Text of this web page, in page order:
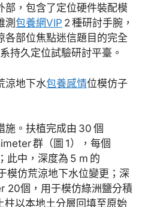
部，包含了定位硬件裝配模
測 包養網VIP 2 種研討手腕，
各部位焦點迷信題目的完全
持久定位試驗研討平臺。
涼地下水包養感情位模仿子
施。扶植完成由 30 個
群（圖 1），每個
此中，深度為 5 m 的
模仿荒涼地下水位變更；深
20個，用于模仿綠洲鹽分積
柱以本地土分層回填至原始